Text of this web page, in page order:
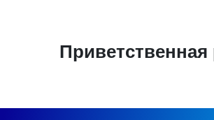
Приветственная